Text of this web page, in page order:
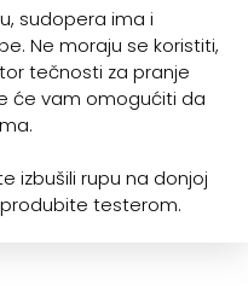
sudopera ima i
Ne moraju se koristiti,
tečnosti za pranje
će vam omogućiti da
izbušili rupu na donjoj
testerom.